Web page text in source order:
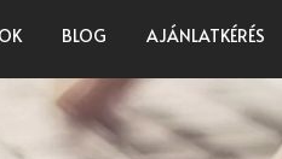
BLOG AJÁNLATKÉRÉS